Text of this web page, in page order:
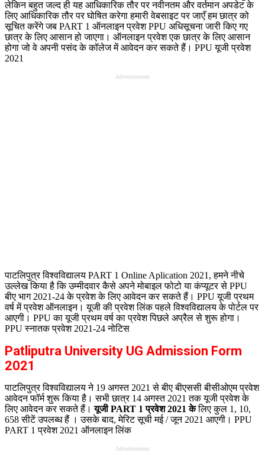
लेकिन बहुत जल्द ही यह आधिकारिक तौर पर नवीनतम और वर्तमान अपडेट के
लिए आधिकारिक तौर पर घोषित करेगा हमारी वेबसाइट पर जाएँ हम छात्र को
सूचित करेंगे जब PART 1 ऑनलाइन प्रवेश PPU अधिसूचना जारी किए गए
छात्र के लिए आसान हो जाएगा। ऑनलाइन प्रवेश एक छात्र के लिए आसान
होगा जो वे अपनी पसंद के कॉलेज में आवेदन कर सकते हैं। PPU यूजी प्रवेश
2021
Advertisement
पाटलिपुत्र विश्वविद्यालय PART 1 Online Aplication 2021, हमने नीचे
उल्लेख किया है कि उम्मीदवार कैसे अपने मोबाइल फोटो या कंप्यूटर से PPU
बीए भाग 2021-24 के प्रवेश के लिए आवेदन कर सकते हैं। PPU यूजी प्रथम
वर्ष में प्रवेश ऑनलाइन।यूजी की प्रवेश लिंक पहले विश्वविद्यालय के पोर्टल पर
आएगी। PPU का यूजी प्रथम वर्ष का प्रवेश पिछले अप्रैल से शुरू होगा।
PPU स्नातक प्रवेश 2021-24 नोटिस
Patliputra University UG Admission Form
2021
पाटलिपुत्र विश्वविद्यालय ने 19 अगस्त 2021 से बीए बीएससी बीसीओएम प्रवेश
आवेदन फॉर्म शुरू किया है। सभी छात्र 14 अगस्त 2021 तक यूजी प्रवेश के
लिए आवेदन कर सकते हैं।यूजी PART 1 प्रवेश 2021 केलिए कुल 1, 10,
658 सीटें उपलब्ध हैं ।उसके बाद, मेरिट सूची मई / जून 2021 आएगी। PPU
PART 1 प्रवेश 2021 ऑनलाइन लिंक
Advertisement